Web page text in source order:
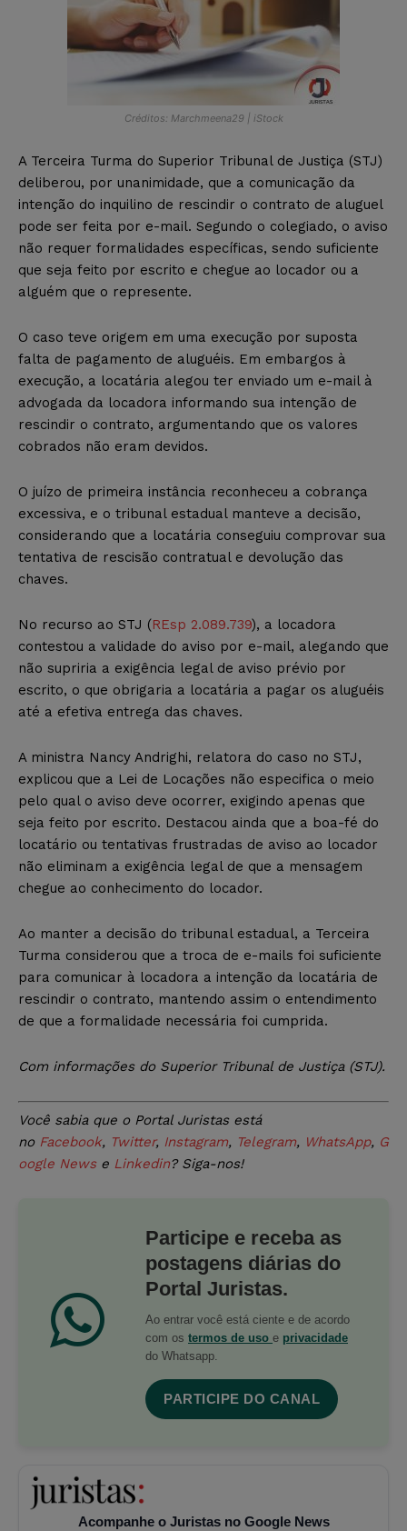
Créditos: Marchmeena29 | iStock
A Terceira Turma do Superior Tribunal de Justiça (STJ)
deliberou, por unanimidade, que a comunicação da
intenção do inquilino de rescindir o contrato de aluguel
pode ser feita por e-mail. Segundo o colegiado, o aviso
não requer formalidades específicas, sendo suficiente
que seja feito por escrito e chegue ao locador ou a
alguém que o represente.
O caso teve origem em uma execução por suposta
falta de pagamento de aluguéis. Em embargos à
execução, a locatária alegou ter enviado um e-mail à
advogada da locadora informando sua intenção de
rescindir o contrato, argumentando que os valores
cobrados não eram devidos.
O juízo de primeira instância reconheceu a cobrança
excessiva, e o tribunal estadual manteve a decisão,
considerando que a locatária conseguiu comprovar sua
tentativa de rescisão contratual e devolução das
chaves.
No recurso ao STJ (REsp 2.089.739), a locadora
contestou a validade do aviso por e-mail, alegando que
não supriria a exigência legal de aviso prévio por
escrito, o que obrigaria a locatária a pagar os aluguéis
até a efetiva entrega das chaves.
A ministra Nancy Andrighi, relatora do caso no STJ,
explicou que a Lei de Locações não especifica o meio
pelo qual o aviso deve ocorrer, exigindo apenas que
seja feito por escrito. Destacou ainda que a boa-fé do
locatário ou tentativas frustradas de aviso ao locador
não eliminam a exigência legal de que a mensagem
chegue ao conhecimento do locador.
Ao manter a decisão do tribunal estadual, a Terceira
Turma considerou que a troca de e-mails foi suficiente
para comunicar à locadora a intenção da locatária de
rescindir o contrato, mantendo assim o entendimento
de que a formalidade necessária foi cumprida.
Com informações do Superior Tribunal de Justiça (STJ).
Você sabia que o Portal Juristas está
no Facebook, Twitter, Instagram, Telegram, WhatsApp, G
oogle Newse Linkedin? Siga-nos!
Participe e receba as
postagens diárias do
Portal Juristas.
Ao entrar você está ciente e de acordo
com os termos de uso e privacidade
do Whatsapp.
PARTICIPE DO CANAL
Acompanhe o Juristas no Google News